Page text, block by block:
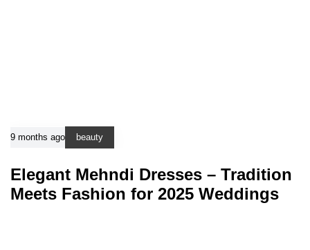
9 months ago beauty
Elegant Mehndi Dresses – Tradition
Meets Fashion for 2025 Weddings